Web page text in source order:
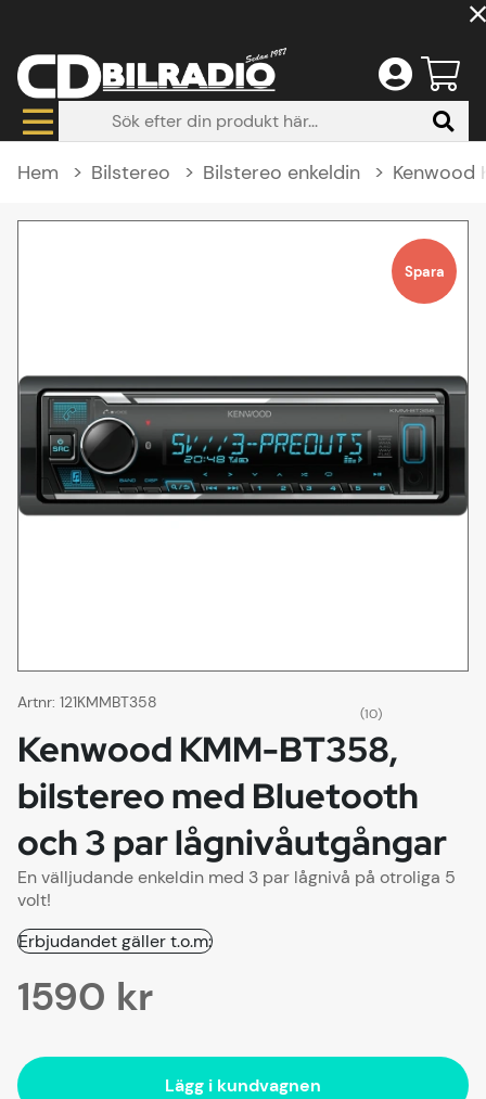
Hem Bilstereo Bilstereo enkeldin Kenwood
Spara
Artnr: 121KMMBT358
(10)
Kenwood KMM-BT358,
bilstereo med Bluetooth
och 3 par lågnivåutgångar
En välljudande enkeldin med 3 par lågnivå på otroliga 5
volt!
Erbjudandet gäller t.o.m:
1590 kr
Lägg i kundvagnen